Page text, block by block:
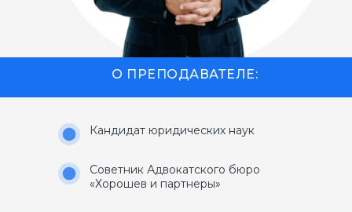
Советник Адвокатского бюро
«Хорошев и партнеры»
Кандидат юридических наук
О ПРЕПОДАВАТЕЛЕ: